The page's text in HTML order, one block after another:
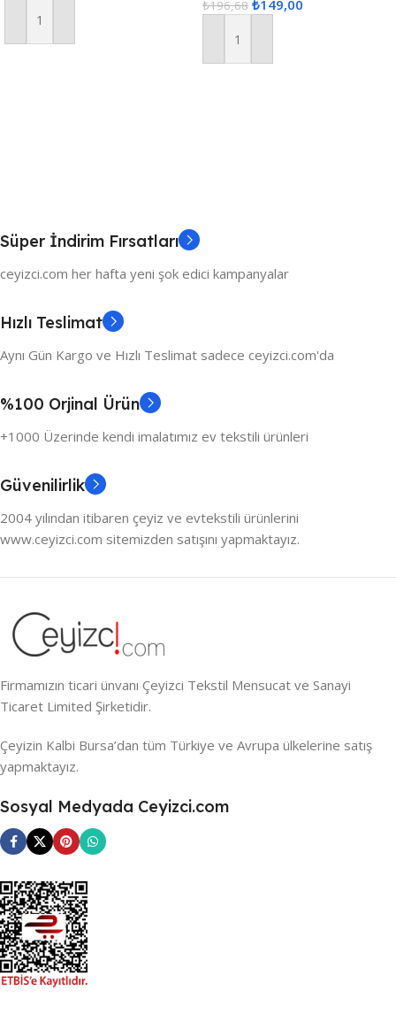
Sepete Ekle
cm.
₺196,68 ₺149,00
Sepete Ekle
Süper İndirim Fırsatları
ceyizci.com her hafta yeni şok edici kampanyalar
Hızlı Teslimat
Aynı Gün Kargo ve Hızlı Teslimat sadece ceyizci.com'da
%100 Orjinal Ürün
+1000 Üzerinde kendi imalatımız ev tekstili ürünleri
Güvenilirlik
2004 yılından itibaren çeyiz ve evtekstili ürünlerini
www.ceyizci.com sitemizden satışını yapmaktayız.
Firmamızın ticari ünvanı Çeyizci Tekstil Mensucat ve Sanayi
Ticaret Limited Şirketidir.
Çeyizin Kalbi Bursa’dan tüm Türkiye ve Avrupa ülkelerine satış
yapmaktayız.
Sosyal Medyada Ceyizci.com